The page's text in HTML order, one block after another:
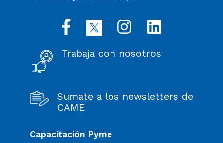
Trabaja con nosotros
Sumate a los newsletters de
CAME
Capacitación Pyme